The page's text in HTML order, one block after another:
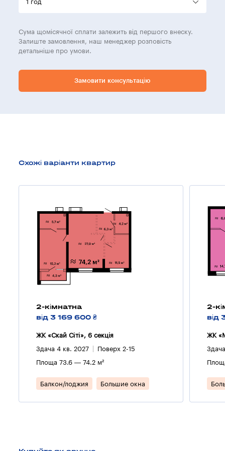
Сума щомісячної сплати залежить від першого внеску.
Залиште замовлення, наш менеджер розповість
детальніше про умови.
Замовити консультацію
Схожі варіанти квартир
2-кімнатна
від 3 169 600 ₴
ЖК «Скай Сіті», 6 секцiя
Здача 4 кв. 2027 Поверх 2-15
Площа 73.6 — 74.2 м²
Балкон/лоджия Большие окна
2-
від
ЖК